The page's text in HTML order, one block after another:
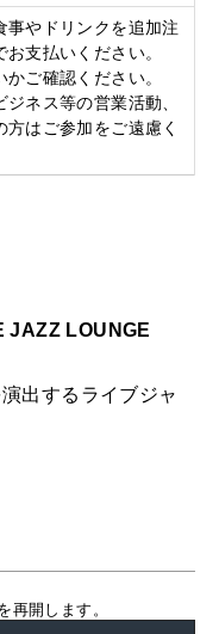
事やドリンクを追加注
支払いください。
かご確認ください。
ジネス等の営業活動、
はご参加をご遠慮く
JAZZ LOUNGE
出するライブジャ
開します。